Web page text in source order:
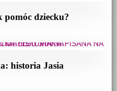
pomóc dziecku?
historia Jasia